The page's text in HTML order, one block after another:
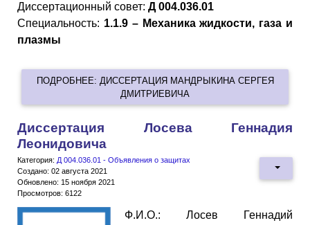
Диссертационный совет: Д 004.036.01
Специальность: 1.1.9 – Механика жидкости, газа и
плазмы
ПОДРОБНЕЕ: ДИССЕРТАЦИЯ МАНДРЫКИНА СЕРГЕЯ
ДМИТРИЕВИЧА
Диссертация Лосева Геннадия
Леонидовича
Категория: Д 004.036.01 - Объявления о защитах
Создано: 02 августа 2021
Обновлено: 15 ноября 2021
Просмотров: 6122
Ф.И.О.: Лосев Геннадий